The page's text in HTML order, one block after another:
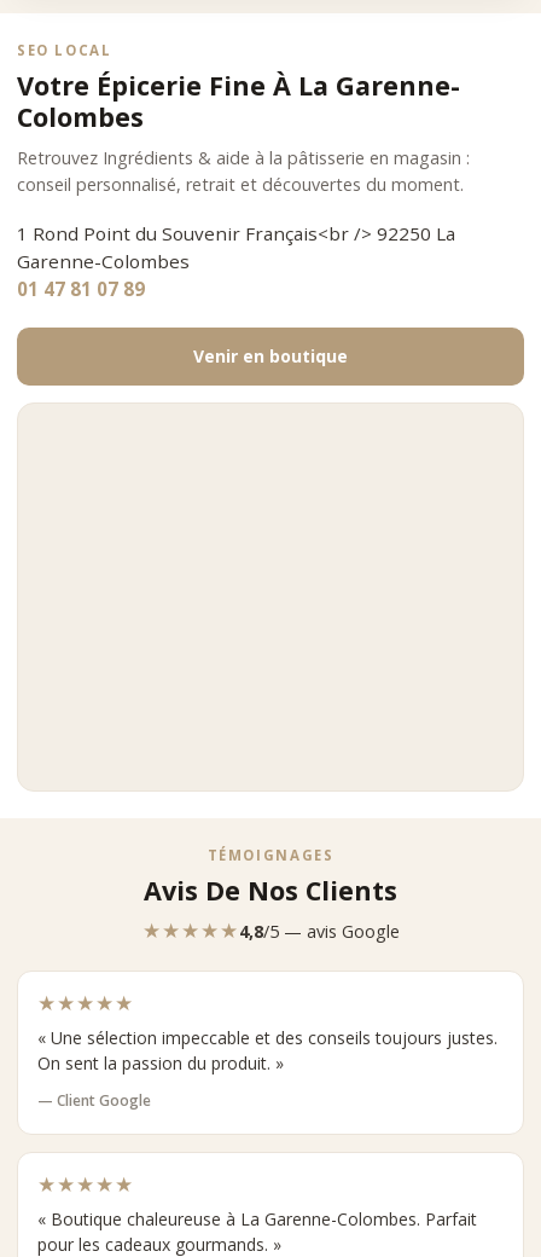
SEO LOCAL
Votre Épicerie Fine À La Garenne-
Colombes
Retrouvez Ingrédients & aide à la pâtisserie en magasin :
conseil personnalisé, retrait et découvertes du moment.
1 Rond Point du Souvenir Français<br /> 92250 La
Garenne-Colombes
01 47 81 07 89
Venir en boutique
TÉMOIGNAGES
Avis De Nos Clients
★★★★★4,8/5 — avis Google
★★★★★
« Une sélection impeccable et des conseils toujours justes.
On sent la passion du produit. »
— Client Google
★★★★★
« Boutique chaleureuse à La Garenne-Colombes. Parfait
pour les cadeaux gourmands. »